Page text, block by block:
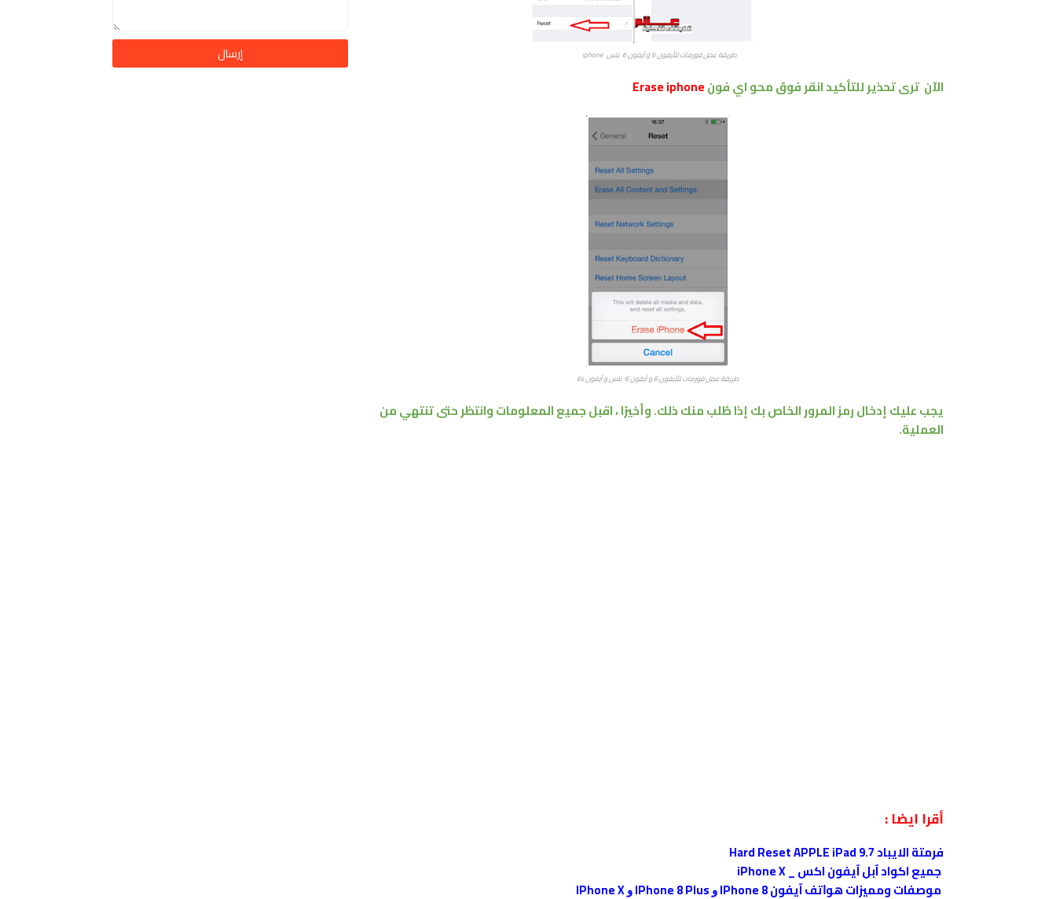
طريقة عمل فورمات للأيفون 6 و آيفون 6 بلس iphone
الآن ترى تحذير للتأكيد انقر فوق محو اي فون
طريقة عمل فورمات للأيفون 6 و آيفون 6 بلس و آيفون 6s
يجب عليك إدخال رمز المرور الخاص بك إذا طُلب منك ذلك. وأخيرًا ، اقبل جميع المعلومات وانتظر حتى تنتهي من
العملية.
أقرا ايضا :
فرمتة الايباد Hard Reset APPLE iPad 9.7
جميع اكواد آبل آيفون اكس _ iPhone X
موصفات ومميزات ﻫﻮﺍﺗﻒ آيفون IPhone 8 ﻭ IPhone 8 Plus ﻭ IPhone X